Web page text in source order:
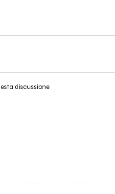
discussione